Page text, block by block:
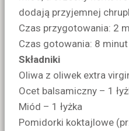
dodają przyjemnej
Czas przygotowania: 2
Czas gotowania: 8 minut
Składniki
Oliwa z oliwek extra
Ocet balsamiczny – 1
Miód – 1 łyżka
Pomidorki koktajlowe